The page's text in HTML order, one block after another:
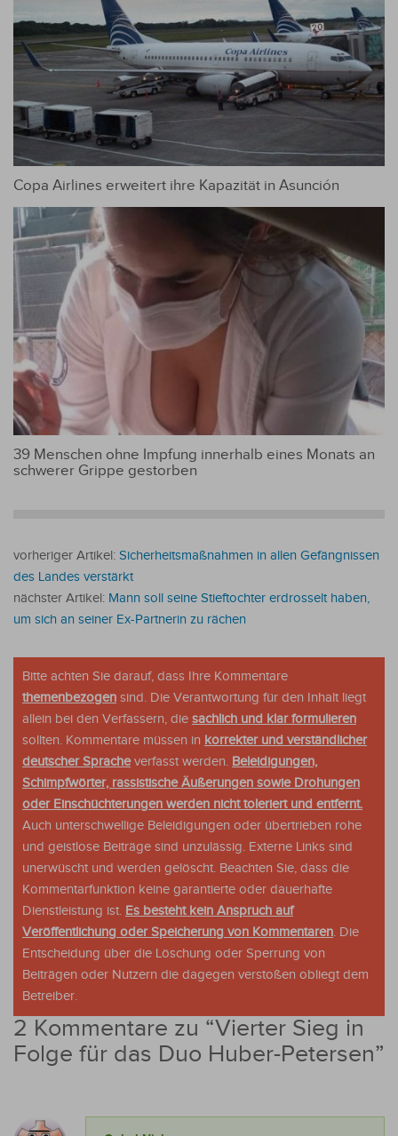
Copa Airlines erweitert ihre Kapazität in Asunción
39 Menschen ohne Impfung innerhalb eines Monats an
schwerer Grippe gestorben
vorheriger Artikel: Sicherheitsmaßnahmen in allen Gefängnissen
des Landes verstärkt
nächster Artikel: Mann soll seine Stieftochter erdrosselt haben,
um sich an seiner Ex-Partnerin zu rächen
Bitte achten Sie darauf, dass Ihre Kommentare
themenbezogen sind. Die Verantwortung für den Inhalt liegt
allein bei den Verfassern, die sachlich und klar formulieren
sollten. Kommentare müssen in korrekter und verständlicher
deutscher Spracheverfasst werden. Beleidigungen,
Schimpfwörter, rassistische Äußerungen sowie Drohungen
oder Einschüchterungen werden nicht toleriert und entfernt.
Auch unterschwellige Beleidigungen oder übertrieben rohe
und geistlose Beiträge sind unzulässig. Externe Links sind
unerwüscht und werden gelöscht. Beachten Sie, dass die
Kommentarfunktion keine garantierte oder dauerhafte
Dienstleistung ist. Es besteht kein Anspruch auf
Veröffentlichung oder Speicherung von Kommentaren. Die
Entscheidung über die Löschung oder Sperrung von
Beiträgen oder Nutzern die dagegen verstoßen obliegt dem
Betreiber.
2 Kommentare zu “Vierter Sieg in
Folge für das Duo Huber-Petersen”